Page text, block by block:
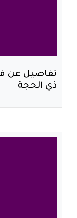
تفاصيل عن
ذي الحجة